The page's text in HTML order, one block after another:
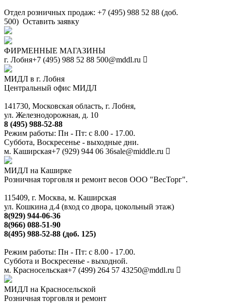
Отдел розничных продаж: +7 (495) 988 52 88 (доб.
500) Оставить заявку
ФИРМЕННЫЕ МАГАЗИНЫ
г. Лобня+7 (495) 988 52 88 500@mddl.ru
МИДЛ в г. Лобня
Центральный офис МИДЛ
141730, Московская область, г. Лобня,
ул. Железнодорожная, д. 10
8 (495) 988-52-88
Режим работы: Пн - Пт: с 8.00 - 17.00.
Суббота, Воскресенье - выходные дни.
м. Каширская+7 (929) 944 06 36sale@middle.ru
МИДЛ на Каширке
Розничная торговля и ремонт весов ООО "ВесТорг".
115409, г. Москва, м. Каширская
ул. Кошкина д.4 (вход со двора, цокольный этаж)
8(929) 944-06-36
8(966) 088-51-90
8(495) 988-52-88 (доб. 125)
Режим работы: Пн - Пт: с 8.00 - 17.00.
Суббота и Воскресенье - выходной.
м. Красносельская+7 (499) 264 57 43250@mddl.ru
МИДЛ на Красносельской
Розничная торговля и ремонт